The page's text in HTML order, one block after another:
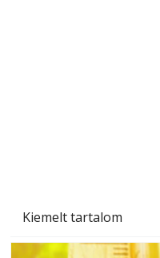
Kiemelt tartalom